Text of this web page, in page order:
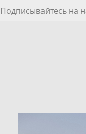
Подписывайтесь на